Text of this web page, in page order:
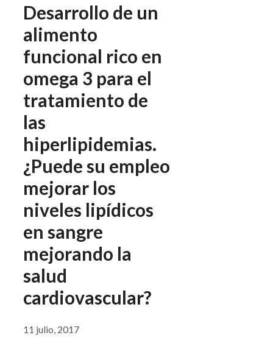
Desarrollo de un
alimento
funcional rico en
omega 3 para el
tratamiento de
las
hiperlipidemias.
¿Puede su empleo
mejorar los
niveles lipídicos
en sangre
mejorando la
salud
cardiovascular?
11 julio, 2017